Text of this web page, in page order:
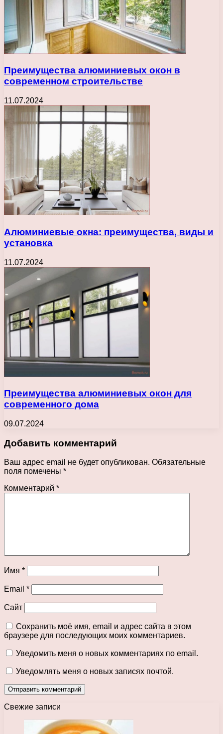
Преимущества алюминиевых окон в
современном строительстве
11.07.2024
Алюминиевые окна: преимущества, виды и
установка
11.07.2024
Преимущества алюминиевых окон для
современного дома
09.07.2024
Добавить комментарий
Ваш адрес email не будет опубликован. Обязательные
поля помечены *
Комментарий *
Имя *
Email *
Сайт
Сохранить моё имя, email и адрес сайта в этом
браузере для последующих моих комментариев.
Уведомить меня о новых комментариях по email.
Уведомлять меня о новых записях почтой.
Свежие записи